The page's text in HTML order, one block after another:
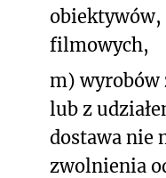
filmowych,
m) wyrobów
lub z
dostawa nie
zwolnienia